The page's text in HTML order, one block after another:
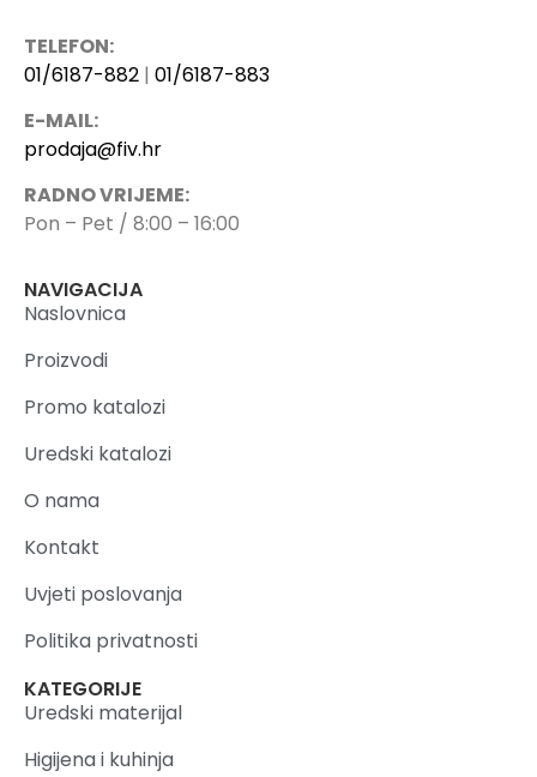
TELEFON:
01/6187-882 | 01/6187-883
E-MAIL:
prodaja@fiv.hr
RADNO VRIJEME:
Pon – Pet / 8:00 – 16:00
NAVIGACIJA
Naslovnica
Proizvodi
Promo katalozi
Uredski katalozi
O nama
Kontakt
Uvjeti poslovanja
Politika privatnosti
KATEGORIJE
Uredski materijal
Higijena i kuhinja